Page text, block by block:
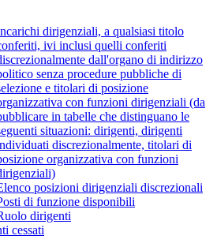
dirigenziali, a qualsiasi titolo
ivi inclusi quelli conferiti
dall'organo di indirizzo
senza procedure pubbliche di
e titolari di posizione
con funzioni dirigenziali (da
in tabelle che distinguano le
situazioni: dirigenti, dirigenti
discrezionalmente, titolari di
organizzativa con funzioni
posizioni dirigenziali discrezionali
di funzione disponibili
dirigenti
cessati